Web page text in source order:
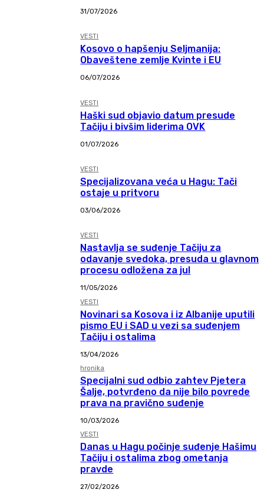
31/07/2026
VESTI
Kosovo o hapšenju Seljmanija:
Obaveštene zemlje Kvinte i EU
06/07/2026
VESTI
Haški sud objavio datum presude
Tačiju i bivšim liderima OVK
01/07/2026
VESTI
Specijalizovana veća u Hagu: Tači
ostaje u pritvoru
03/06/2026
VESTI
Nastavlja se suđenje Tačiju za
odavanje svedoka, presuda u glavnom
procesu odložena za jul
11/05/2026
VESTI
Novinari sa Kosova i iz Albanije uputili
pismo EU i SAD u vezi sa suđenjem
Tačiju i ostalima
13/04/2026
hronika
Specijalni sud odbio zahtev Pjetera
Šalje, potvrđeno da nije bilo povrede
prava na pravično suđenje
10/03/2026
VESTI
Danas u Hagu počinje suđenje Hašimu
Tačiju i ostalima zbog ometanja
pravde
27/02/2026